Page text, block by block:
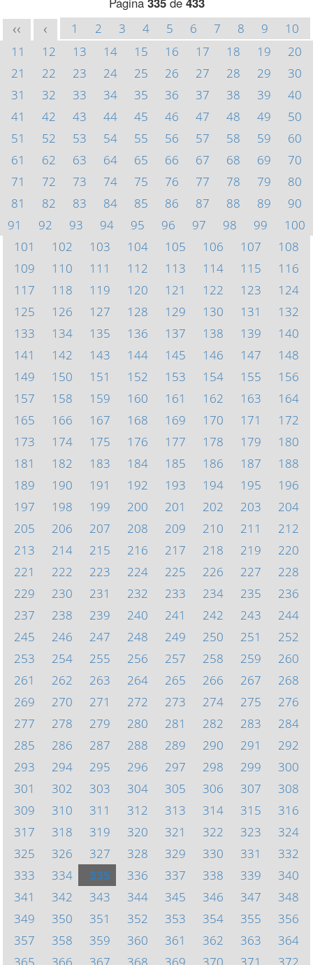
<< < 1 2 3 4 5 6 7 8 9
10
11
12 13 14 15 16 17 18 19
20
21
22 23 24 25 26 27 28 29
30
31
32 33 34 35 36 37 38 39
40
41
42 43 44 45 46 47 48 49
50
51
52 53 54 55 56 57 58 59
60
61
62 63 64 65 66 67 68 69
70
71
72 73 74 75 76 77 78 79
80
81
82 83 84 85 86 87 88 89
90
91
92 93 94 95 96 97 98 99
100
101
102 103 104 105 106 107
108
109
110 111 112 113 114 115
116
117
118 119 120 121 122 123
124
125
126 127 128 129 130 131
132
133
134 135 136 137 138 139
140
141
142 143 144 145 146 147
148
149
150 151 152 153 154 155
156
157
158 159 160 161 162 163
164
165
166 167 168 169 170 171
172
173
174 175 176 177 178 179
180
181
182 183 184 185 186 187
188
189
190 191 192 193 194 195
196
197
198 199 200 201 202 203
204
205
206 207 208 209 210 211
212
213
214 215 216 217 218 219
220
221
222 223 224 225 226 227
228
229
230 231 232 233 234 235
236
237
238 239 240 241 242 243
244
245
246 247 248 249 250 251
252
253
254 255 256 257 258 259
260
261
262 263 264 265 266 267
268
269
270 271 272 273 274 275
276
277
278 279 280 281 282 283
284
285
286 287 288 289 290 291
292
293
294 295 296 297 298 299
300
301
302 303 304 305 306 307
308
309
310 311 312 313 314 315
316
317
318 319 320 321 322 323
324
325
326 327 328 329 330 331
332
333
334 335 336 337 338 339
340
341
342 343 344 345 346 347
348
349
350 351 352 353 354 355
356
357
358 359 360 361 362 363
364